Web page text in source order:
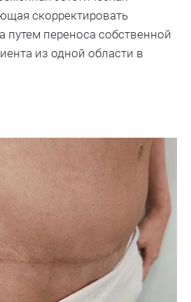
скорректировать
путем переноса собственной
из одной области в